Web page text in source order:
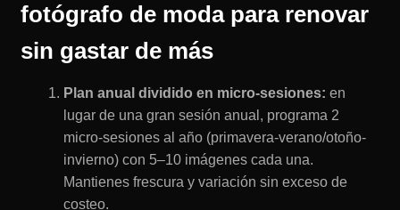
fotógrafo de moda para renovar
sin gastar de más
Plan anual dividido en micro-sesiones: en
lugar de una gran sesión anual, programa 2
micro-sesiones al año (primavera-verano/otoño-
invierno) con 5–10 imágenes cada una.
Mantienes frescura y variación sin exceso de
costeo.